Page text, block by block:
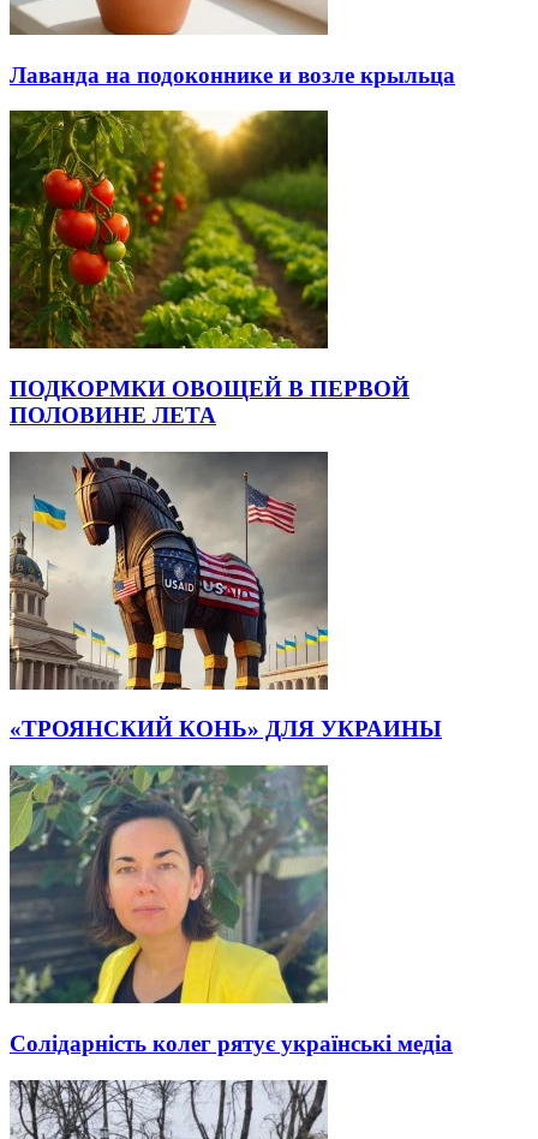
Лаванда на подоконнике и возле крыльца
ПОДКОРМКИ ОВОЩЕЙ В ПЕРВОЙ
ПОЛОВИНЕ ЛЕТА
«ТРОЯНСКИЙ КОНЬ» ДЛЯ УКРАИНЫ
Солідарність колег рятує українські медіа